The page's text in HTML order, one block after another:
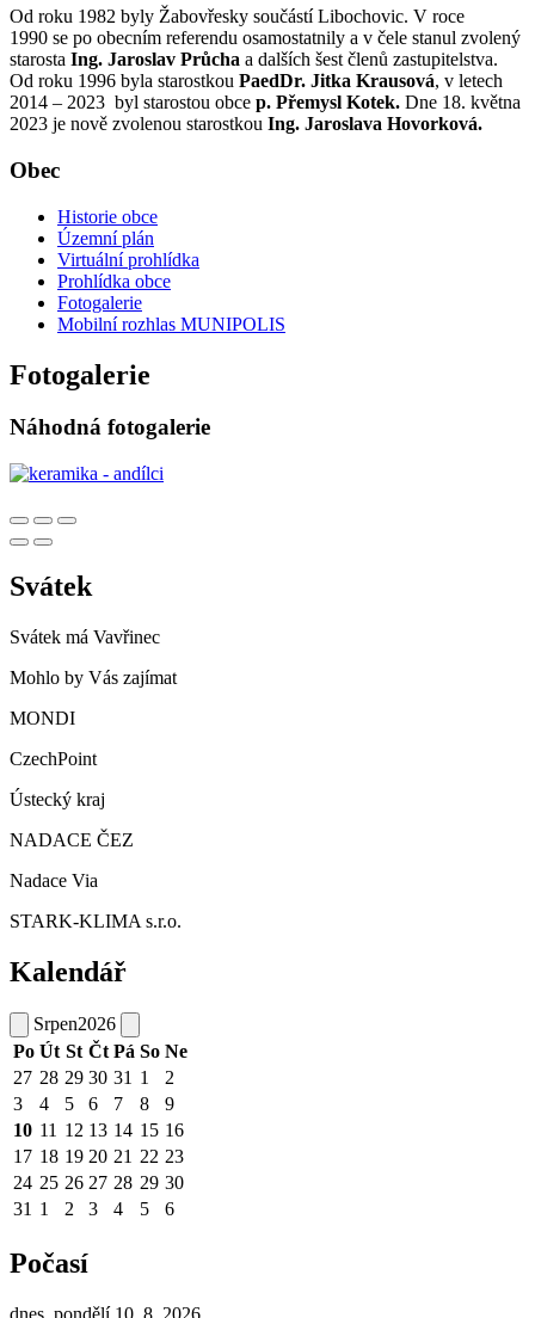
Od roku 1982 byly Žabovřesky součástí Libochovic. V roce
1990 se po obecním referendu osamostatnily a v čele stanul zvolený
starosta Ing. Jaroslav Průcha a dalších šest členů zastupitelstva.
Od roku 1996 byla starostkou PaedDr. Jitka Krausová, v letech
2014 – 2023 byl starostou obce p. Přemysl Kotek. Dne 18. května
2023 je nově zvolenou starostkou Ing. Jaroslava Hovorková.
Obec
Historie obce
Územní plán
Virtuální prohlídka
Prohlídka obce
Fotogalerie
Mobilní rozhlas MUNIPOLIS
Fotogalerie
Náhodná fotogalerie
Svátek
Svátek má Vavřinec
Mohlo by Vás zajímat
MONDI
CzechPoint
Ústecký kraj
NADACE ČEZ
Nadace Via
STARK-KLIMA s.r.o.
Kalendář
Srpen2026
Po Út St Čt Pá So Ne
27 28 29 30 31 1
2
3
4 5 6 7 8
9
10 11 12 13 14 15 16
17 18 19 20 21 22 23
24 25 26 27 28 29 30
31 1 2 3 4 5 6
Počasí
dnes, pondělí 10. 8. 2026